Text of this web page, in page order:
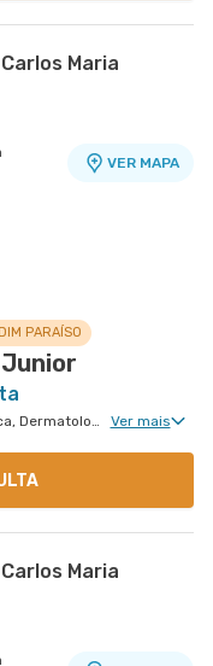
Maria
VER MAPA
PARAÍSO
Dermatologia Clinica, Dermatologia Pediátrica, Dermatologia Oncológica, Dermatologia de Tratamento de Hidradenite, Dermatologia Tratamento de Dermatite Atópica, Dermatologia de Tratamento de Psoríase, Dermatologia Tricologia, Dermatologiatratamento de Urticária Crônica Ver mais
Maria